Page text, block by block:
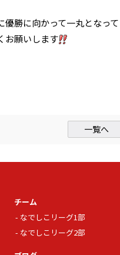
勝に向かって一丸となって
お願いします
一覧へ
チーム
なでしこリーグ1部
なでしこリーグ2部